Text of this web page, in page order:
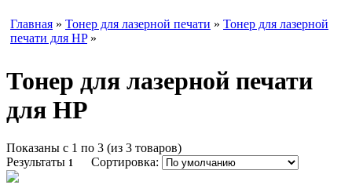
Главная » Тонер для лазерной печати » Тонер для лазерной
печати для HP»
Тонер для лазерной печати
для HP
Показаны с 1 по 3 (из 3 товаров)
Результаты 1 Сортировка: